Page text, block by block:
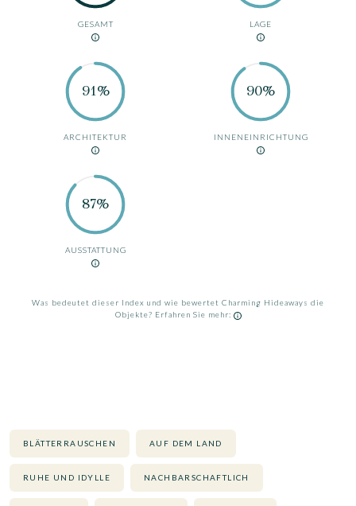
GESAMT LAGE
91%
ARCHITEKTUR
90%
INNENEINRICHTUNG
87%
AUSSTATTUNG
Was bedeutet dieser Index und wie bewertet Charming Hideaways die
Objekte? Erfahren Sie mehr:
BLÄTTERRAUSCHEN AUF DEM LAND
RUHE UND IDYLLE NACHBARSCHAFTLICH